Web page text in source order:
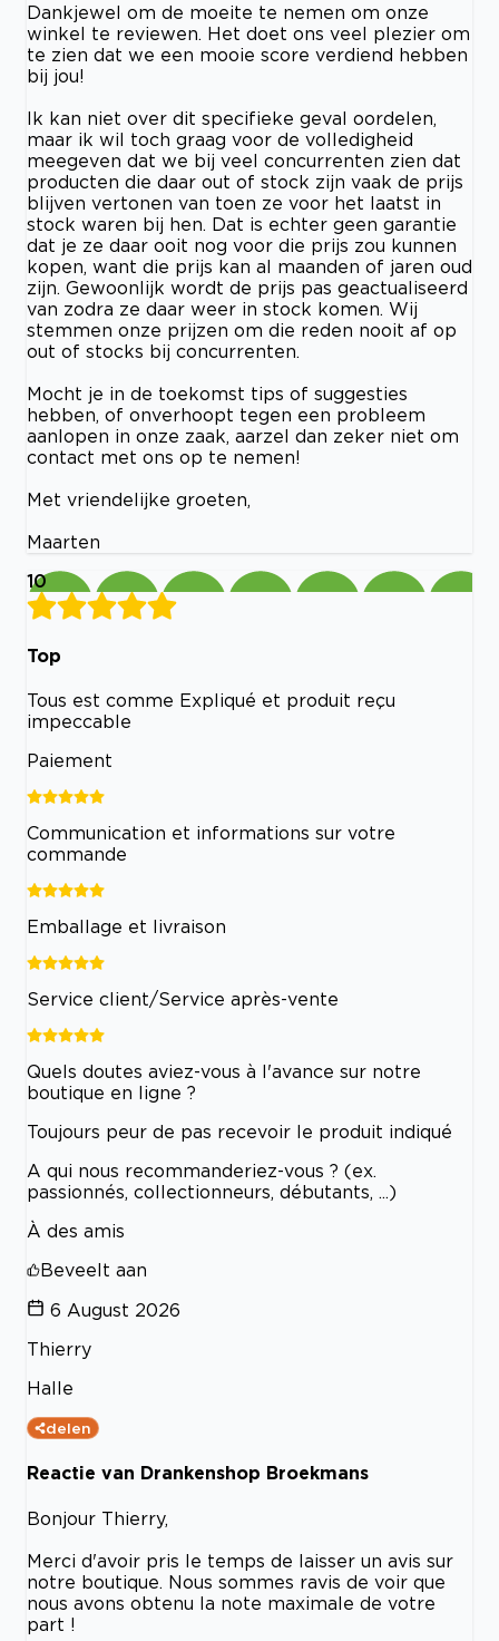
Dankjewel om de moeite te nemen om onze
winkel te reviewen. Het doet ons veel plezier om
te zien dat we een mooie score verdiend hebben
bij jou!
Ik kan niet over dit specifieke geval oordelen,
maar ik wil toch graag voor de volledigheid
meegeven dat we bij veel concurrenten zien dat
producten die daar out of stock zijn vaak de prijs
blijven vertonen van toen ze voor het laatst in
stock waren bij hen. Dat is echter geen garantie
dat je ze daar ooit nog voor die prijs zou kunnen
kopen, want die prijs kan al maanden of jaren oud
zijn. Gewoonlijk wordt de prijs pas geactualiseerd
van zodra ze daar weer in stock komen. Wij
stemmen onze prijzen om die reden nooit af op
out of stocks bij concurrenten.
Mocht je in de toekomst tips of suggesties
hebben, of onverhoopt tegen een probleem
aanlopen in onze zaak, aarzel dan zeker niet om
contact met ons op te nemen!
Met vriendelijke groeten,
Maarten
10
Top
Tous est comme Expliqué et produit reçu
impeccable
Paiement
Communication et informations sur votre
commande
Emballage et livraison
Service client/Service après-vente
Quels doutes aviez-vous à l'avance sur notre
boutique en ligne ?
Toujours peur de pas recevoir le produit indiqué
A qui nous recommanderiez-vous ? (ex.
passionnés, collectionneurs, débutants, ...)
À des amis
Beveelt aan
6 August 2026
Thierry
Halle
delen
Reactie van Drankenshop Broekmans
Bonjour Thierry,
Merci d'avoir pris le temps de laisser un avis sur
notre boutique. Nous sommes ravis de voir que
nous avons obtenu la note maximale de votre
part !